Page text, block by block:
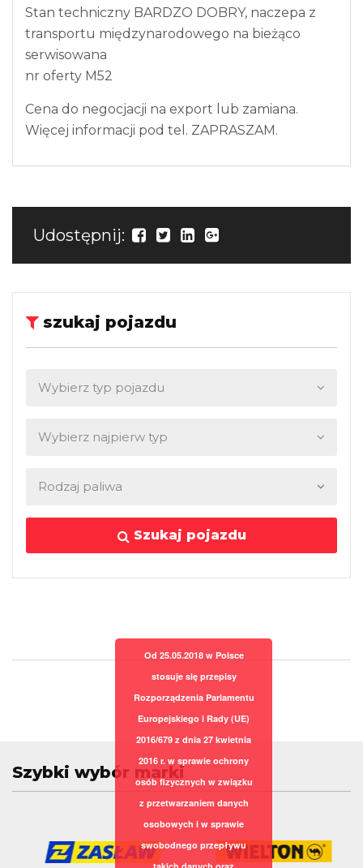
Stan techniczny BARDZO DOBRY, naczepa z
transportu międzynarodowego na bieżąco
serwisowana
nr oferty M52
Cena do negocjacji na export lub zamiana.
Więcej informacji pod tel. ZAPRASZAM.
Udostępnij:
szukaj pojazdu
Szukaj pojazdu
Szybki wybór marki
Od 25.05.2018 w Polsce
stosuje się przepisy
Rozporządzenia Parlamentu
Europejskiego i Rady (UE)
2016/679 z dnia 27 kwietnia
2016 r. w sprawie ochrony
osób fizycznych w związku
z przetwarzaniem danych
osobowych i w sprawie
swobodnego przepływu